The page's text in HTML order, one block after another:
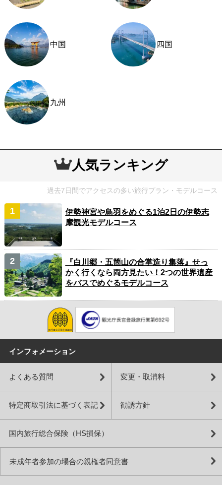
中国 四国
九州
人気ランキング
過去7日間でアクセスの多い旅行プラン・モデルコース
伊勢神宮や鳥羽をめぐる1泊2日の伊勢志
摩観光モデルコース
『白川郷・五箇山の合掌造り集落』せっ
かく行くなら両方見たい！2つの世界遺産
をバスでめぐるモデルコース
インフォメーション
よくある質問 変更・取消料
特定商取引法に基づく表記 勧誘方針
国内旅行総合保険（HS損保）
未成年者参加の場合の親権者同意書